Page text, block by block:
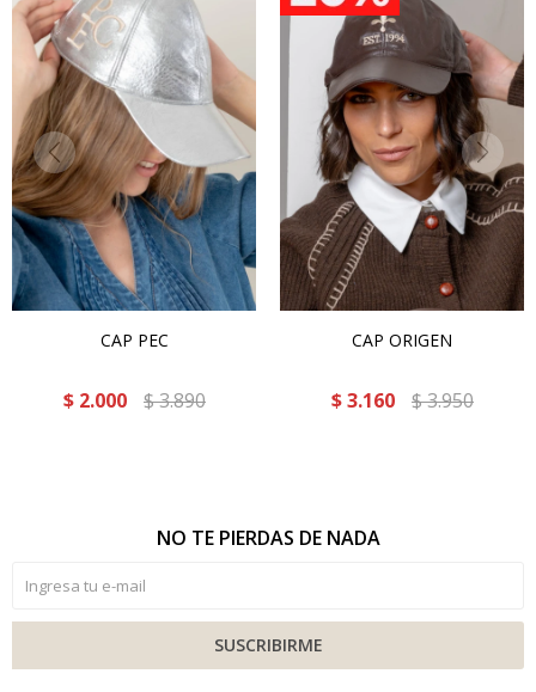
CAP PEC
$ 2.000 $3.890
CAP ORIGEN
$ 3.160 $3.950
NO TE PIERDAS DE NADA
SUSCRIBIRME